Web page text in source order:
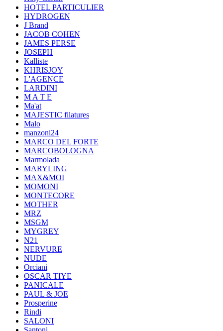
HOTEL PARTICULIER
HYDROGEN
J Brand
JACOB COHEN
JAMES PERSE
JOSEPH
Kalliste
KHRISJOY
L'AGENCE
LARDINI
M A T E
Ma'at
MAJESTIC filatures
Malo
manzoni24
MARCO DEL FORTE
MARCOBOLOGNA
Marmolada
MARYLING
MAX&MOI
MOMONI
MONTECORE
MOTHER
MRZ
MSGM
MYGREY
N21
NERVURE
NUDE
Orciani
OSCAR TIYE
PANICALE
PAUL & JOE
Prosperine
Rindi
SALONI